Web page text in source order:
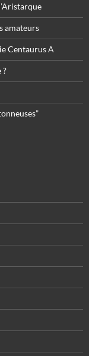
amateurs
Centaurus A
?